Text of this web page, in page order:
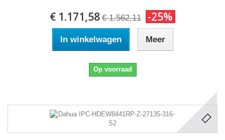
€ 1.171,58 € 1.562,11 -25%
In winkelwagen Meer
Op voorraad